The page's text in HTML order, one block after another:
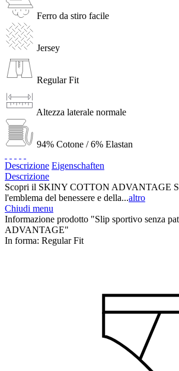
Ferro da stiro facile
Jersey
Regular Fit
Altezza laterale normale
94% Cotone / 6% Elastan
Descrizione Eigenschaften
Descrizione
Scopri il SKINY COTTON ADVANTAGE
l'emblema del benessere e della...altro
Chiudi menu
Informazione prodotto "Slip sportivo senza
ADVANTAGE"
In forma: Regular Fit